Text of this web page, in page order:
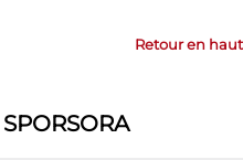
Retour en haut